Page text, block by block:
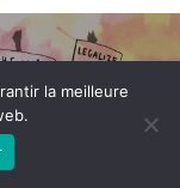
de la
la meilleure